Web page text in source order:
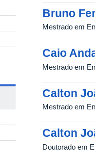
Bruno
Mestrado em
Caio
Mestrado em
Calton
Mestrado em
Calton
Doutorado em